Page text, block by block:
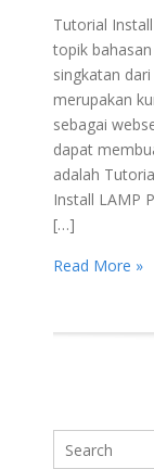
Tutorial
topik
singkatan
merupakan
sebagai
dapat
adalah
Install LAMP
[…]
Read More »
Search